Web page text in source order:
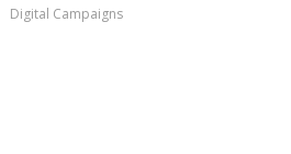
Digital Campaigns